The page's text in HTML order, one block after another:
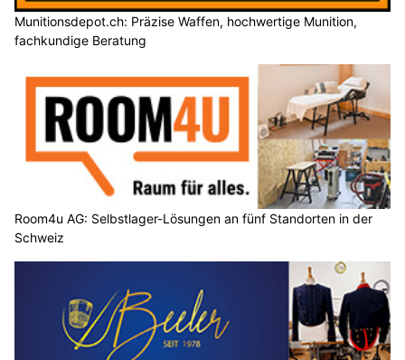
Munitionsdepot.ch: Präzise Waffen, hochwertige Munition,
fachkundige Beratung
Room4u AG: Selbstlager-Lösungen an fünf Standorten in der
Schweiz